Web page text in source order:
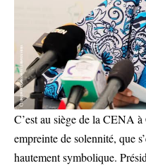
C’est au siège de la CENA
empreinte de solennité, que
hautement symbolique.